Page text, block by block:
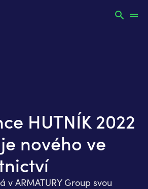
HUTNÍK 2022
nového ve
v ARMATURY Group svou